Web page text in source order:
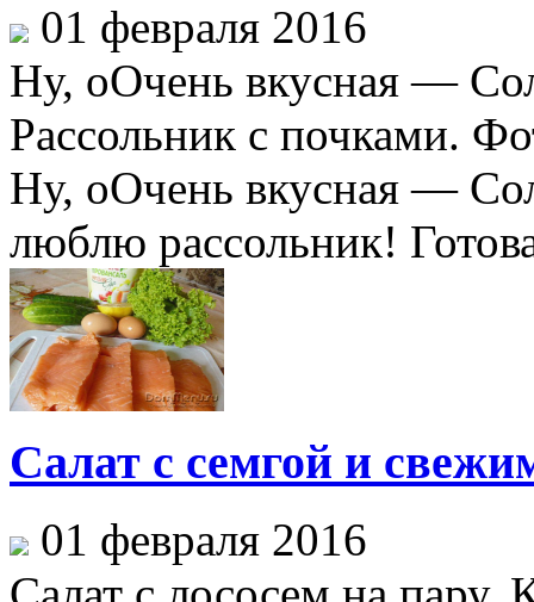
01 февраля 2016
Ну, оОчень вкусная —
Рассольник с почками.
Ну, оОчень вкусная —
люблю рассольник!
Салат с семгой и
01 февраля 2016